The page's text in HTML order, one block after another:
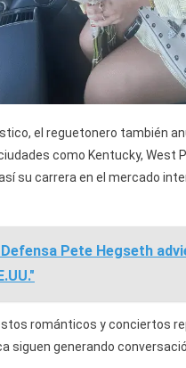
el reguetonero también
como Kentucky, West
su carrera en el mercado
Pete Hegseth
románticos y conciertos
generando